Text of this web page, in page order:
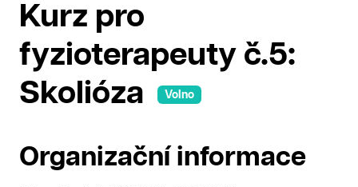
Kurz pro
fyzioterapeuty č.5:
Skolióza
Volno
Organizační informace